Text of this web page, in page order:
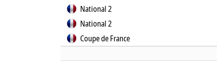
National 2
National 2
Coupe de France